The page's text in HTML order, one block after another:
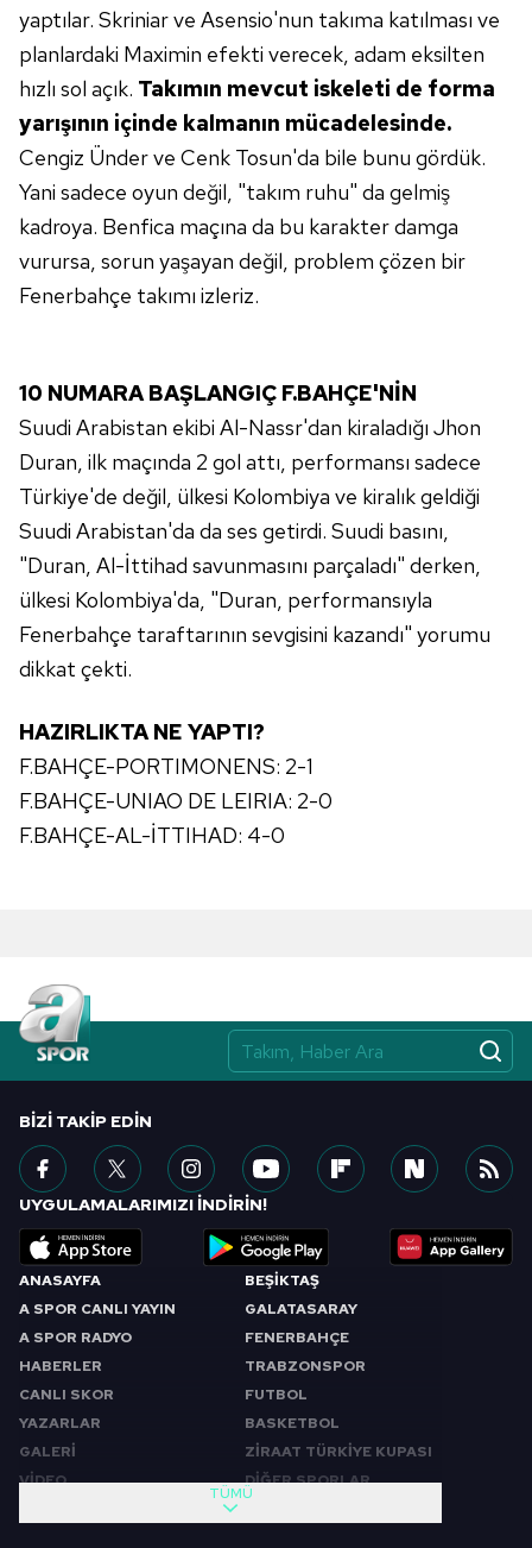
verileriniz işlenmekte olup gerekli olan çerezler bilgi
kullanılmaktadır. Diğer çerezler, sitemizin daha işlevsel
kılınması ve kişiselleştirilmesi ve sizlere yönelik
reklam/pazarlama faaliyetlerinin yapılması, amaçlarıyla
sınırlı olarak açık rızanız dahilinde kullanılacaktır.
Çerezlere ilişkin tercihlerinizi aşağıda yer alan panel
vasıtasıyla belirleyebilirsiniz. Çerezlere ilişkin detaylı bilgi
için Ayarlar butonuna tıklayabilir, Çerez Bilgilendirme
Metnimiziziyaret edebilirsiniz.
hazırlanmış Aydınlatma Metnimizi okumak ve sitemizde
ilgili mevzuata uygun olarak kullanılan çerezlerle ilgili bilgi
almak için lütfen tıklayınız
yaptılar. Skriniar ve Asensio'nun takıma katılması ve
planlardaki Maximin efekti verecek, adam eksilten
hızlı sol açık. Takımın mevcut iskeleti de forma
yarışının içinde kalmanın mücadelesinde.
Cengiz Ünder ve Cenk Tosun'da bile bunu gördük.
Yani sadece oyun değil, "takım ruhu" da gelmiş
kadroya. Benfica maçına da bu karakter damga
vurursa, sorun yaşayan değil, problem çözen bir
Fenerbahçe takımı izleriz.
10 NUMARA BAŞLANGIÇ F.BAHÇE'NİN
Suudi Arabistan ekibi Al-Nassr'dan kiraladığı Jhon
Duran, ilk maçında 2 gol attı, performansı sadece
Türkiye'de değil, ülkesi Kolombiya ve kiralık geldiği
Suudi Arabistan'da da ses getirdi. Suudi basını,
"Duran, Al-İttihad savunmasını parçaladı" derken,
ülkesi Kolombiya'da, "Duran, performansıyla
Fenerbahçe taraftarının sevgisini kazandı" yorumu
dikkat çekti.
HAZIRLIKTA NE YAPTI?
F.BAHÇE-PORTIMONENS: 2-1
F.BAHÇE-UNIAO DE LEIRIA: 2-0
F.BAHÇE-AL-İTTIHAD: 4-0
ANASAYFA
A SPOR CANLI YAYIN
A SPOR RADYO
HABERLER
CANLI SKOR
YAZARLAR
GALERİ
VİDEO
BEŞİKTAŞ
GALATASARAY
FENERBAHÇE
TRABZONSPOR
FUTBOL
BASKETBOL
ZİRAAT TÜRKİYE KUPASI
DİĞER SPORLAR
TÜMÜ
BIZI TAKIP EDIN
UYGULAMALARIMIZI İNDİRİN!